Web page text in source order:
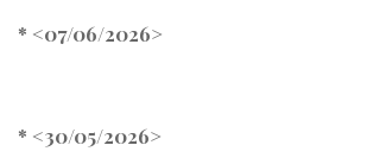
* <07/06/2026>
* <30/05/2026>